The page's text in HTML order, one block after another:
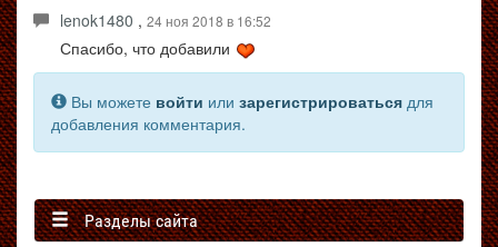
lenok1480 , 24 ноя 2018 в 16:52
Спасибо, что добавили
Вы можете войти или зарегистрироваться для
добавления комментария.
Разделы сайта